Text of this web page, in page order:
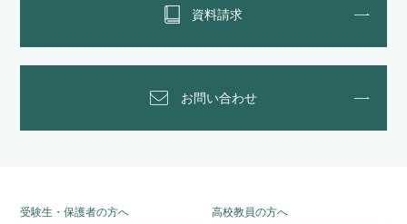
資料請求
お問い合わせ
受験生・保護者の方へ 高校教員の方へ